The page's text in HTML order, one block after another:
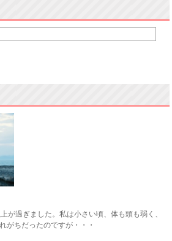
が過ぎました。私は小さい頃、体も頭も弱く、
がちだったのですが・・・